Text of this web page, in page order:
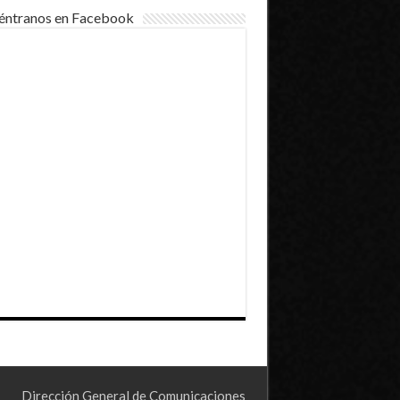
en Facebook
Dirección General de Comunicaciones